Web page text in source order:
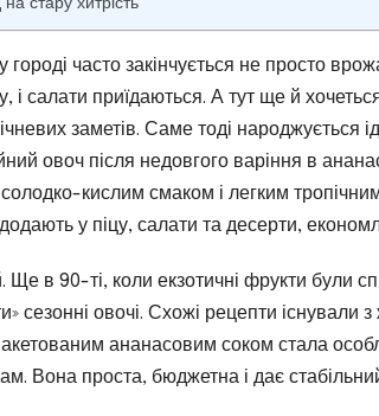
стару хитрість
городі часто закінчується не просто
і салати приїдаються. А тут ще й
заметів. Саме тоді народжується
овоч після недовгого варіння в
кислим смаком і легким
додають у піцу, салати та десерти,
в 90-ті, коли екзотичні фрукти були
сезонні овочі. Схожі рецепти існували
ананасовим соком стала
Вона проста, бюджетна і дає